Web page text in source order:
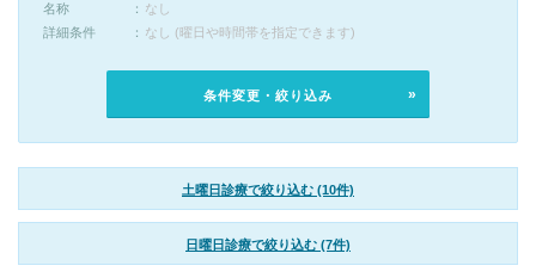
名称
なし
詳細条件
なし (曜日や時間帯を指定できます)
条件変更・絞り込み
土曜日診療で絞り込む (10件)
日曜日診療で絞り込む (7件)